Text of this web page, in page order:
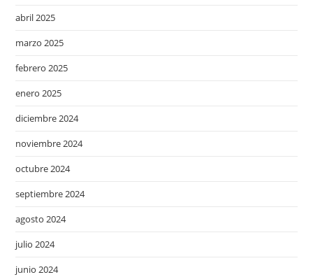
abril 2025
marzo 2025
febrero 2025
enero 2025
diciembre 2024
noviembre 2024
octubre 2024
septiembre 2024
agosto 2024
julio 2024
junio 2024